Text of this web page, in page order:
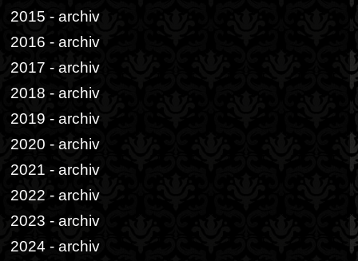
2015 - archiv
2016 - archiv
2017 - archiv
2018 - archiv
2019 - archiv
2020 - archiv
2021 - archiv
2022 - archiv
2023 - archiv
2024 - archiv